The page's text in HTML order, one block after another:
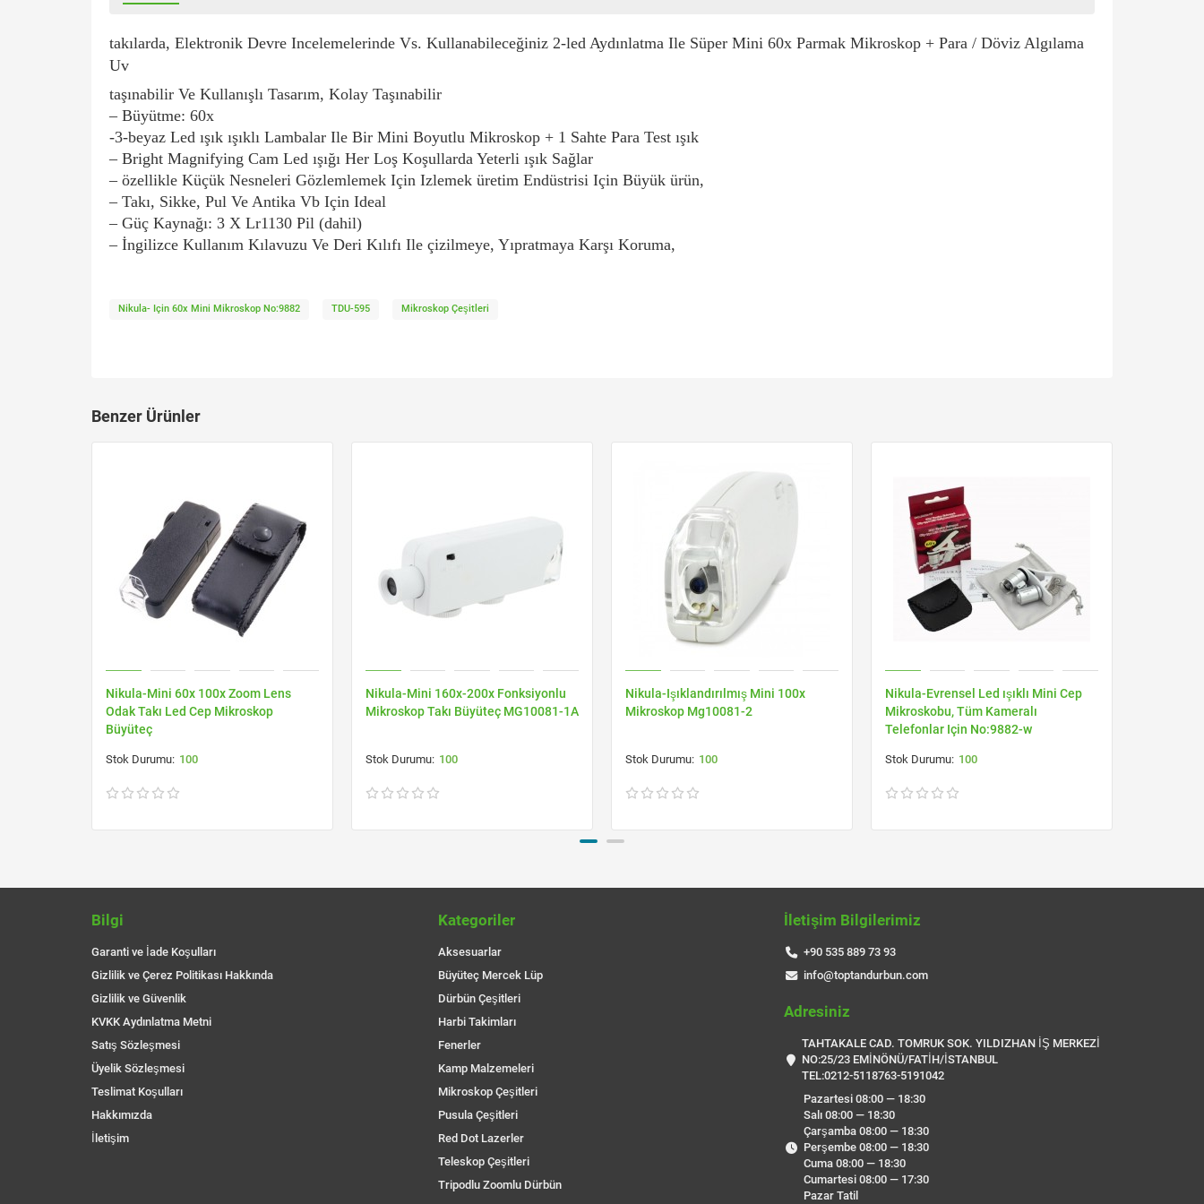
takılarda, Elektronik Devre Incelemelerinde Vs. Kullanabileceğiniz 2-led Aydınlatma Ile Süper Mini 60x Parmak Mikroskop + Para / Döviz Algılama
Uv
taşınabilir Ve Kullanışlı Tasarım, Kolay Taşınabilir
– Büyütme: 60x
-3-beyaz Led ışık ışıklı Lambalar Ile Bir Mini Boyutlu Mikroskop + 1 Sahte Para Test ışık
– Bright Magnifying Cam Led ışığı Her Loş Koşullarda Yeterli ışık Sağlar
– özellikle Küçük Nesneleri Gözlemlemek Için Izlemek üretim Endüstrisi Için Büyük ürün,
– Takı, Sikke, Pul Ve Antika Vb Için Ideal
– Güç Kaynağı: 3 X Lr1130 Pil (dahil)
– İngilizce Kullanım Kılavuzu Ve Deri Kılıfı Ile çizilmeye, Yıpratmaya Karşı Koruma,
Nikula- Için 60x Mini Mikroskop No:9882 TDU-595 Mikroskop Çeşitleri
Benzer Ürünler
Nikula-Mini 60x 100x Zoom Lens
Odak Takı Led Cep Mikroskop
Büyüteç
100
Nikula-Mini 160x-200x Fonksiyonlu
Mikroskop Takı Büyüteç MG10081-1A
100
Nikula-Işıklandırılmış Mini 100x
Mikroskop Mg10081-2
100
Nikula-Evrensel Led ışıklı Mini Cep
Mikroskobu, Tüm Kameralı
Telefonlar Için No:9882-w
100
Bilgi
Garanti ve İade Koşulları
Gizlilik ve Çerez Politikası Hakkında
Gizlilik ve Güvenlik
KVKK Aydınlatma Metni
Satış Sözleşmesi
Üyelik Sözleşmesi
Teslimat Koşulları
Hakkımızda
İletişim
Kategoriler
Aksesuarlar
Büyüteç Mercek Lüp
Dürbün Çeşitleri
Harbi Takimları
Fenerler
Kamp Malzemeleri
Mikroskop Çeşitleri
Pusula Çeşitleri
Red Dot Lazerler
Teleskop Çeşitleri
Tripodlu Zoomlu Dürbün
İletişim Bilgilerimiz
+90 535 889 73 93
info@toptandurbun.com
Adresiniz
TAHTAKALE CAD. TOMRUK SOK. YILDIZHAN İŞ MERKEZİ
NO:25/23 EMİNÖNÜ/FATİH/İSTANBUL
TEL:0212-5118763-5191042
Pazartesi 08:00 — 18:30
Salı 08:00 — 18:30
Çarşamba 08:00 — 18:30
Perşembe 08:00 — 18:30
Cuma 08:00 — 18:30
Cumartesi 08:00 — 17:30
Pazar Tatil